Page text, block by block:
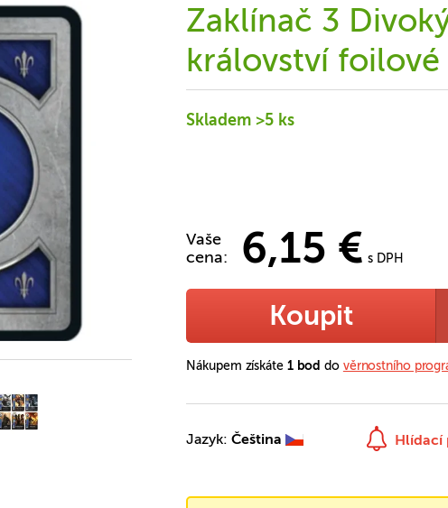
Zaklínač 3
království foilové
Vaše
cena:
6,15 € s DPH
Skladem >5 ks
Koupit
Nákupem získáte 1 bod do věrnostního
Jazyk:Čeština Hlídací